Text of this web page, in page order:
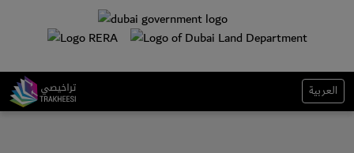
العربية